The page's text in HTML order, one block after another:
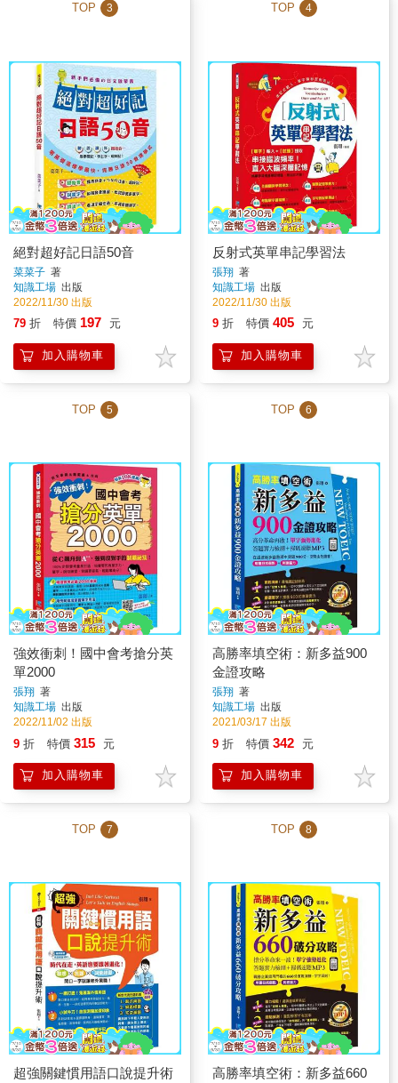
TOP 3
絕對超好記日語50音
菜菜子 著
知識工場 出版
2022/11/30 出版
79 折 特價 197 元
加入購物車
TOP 4
反射式英單串記學習法
張翔 著
知識工場 出版
2022/11/30 出版
9 折 特價 405 元
加入購物車
TOP 5
強效衝刺！國中會考搶分英
單2000
張翔 著
知識工場 出版
2022/11/02 出版
9 折 特價 315 元
加入購物車
TOP 6
高勝率填空術：新多益900
金證攻略
張翔 著
知識工場 出版
2021/03/17 出版
9 折 特價 342 元
加入購物車
TOP 7
超強關鍵慣用語口說提升術
TOP 8
高勝率填空術：新多益660